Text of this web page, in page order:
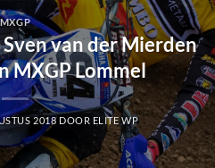
MXGP
van der Mierden
MXGP Lommel
2018 DOOR ELITE WP